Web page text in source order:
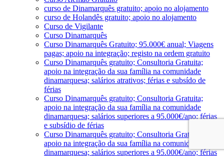
curso de Dinamarquês gratuito; apoio no alojamento
curso de Holandês gratuito; apoio no alojamento
Curso de Vigilante
Curso Dinamarquês
Curso Dinamarquês Gratuito; 95.000€ anual; Viagens
pagas; apoio na integração; registo na ordem gratuito
Curso Dinamarquês gratuito; Consultoria Gratuita;
apoio na integração da sua família na comunidade
dinamarquesa; salários atrativos; férias e subsído de
férias
Curso Dinamarquês gratuito; Consultoria Gratuita;
apoio na integração da sua família na comunidade
dinamarquesa; salários superiores a 95.000€/ano; férias
e subsídio de férias
Curso Dinamarquês gratuito; Consultoria Gratuita;
apoio na integração da sua família na comunidade
dinamarquesa; salários superiores a 95.000€/ano; férias